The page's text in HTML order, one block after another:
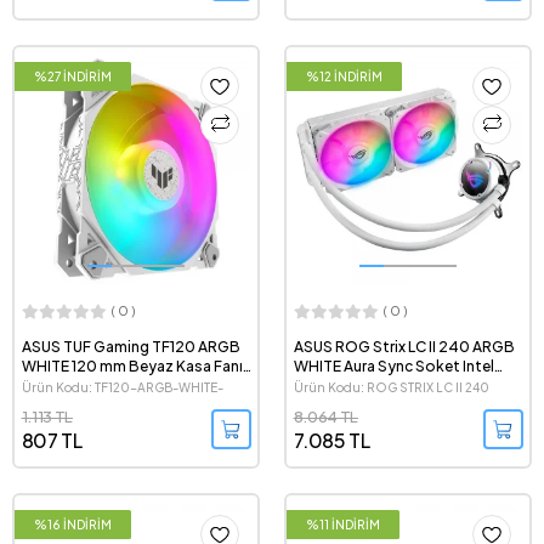
%27 İNDİRİM
( 0 )
ASUS TUF Gaming TF120 ARGB
WHITE 120 mm Beyaz Kasa Fanı
- Tekli Paket
Ürün Kodu: TF120-ARGB-WHITE-
807 TL
1.113 TL
%12 İNDİRİM
( 0 )
ASUS ROG Strix LC II 240 ARGB
WHITE Aura Sync Soket Intel
1851-1700 / AMD AM5 Beyaz
Ürün Kodu: ROG STRIX LC II 240
7.085 TL
8.064 TL
%16 İNDİRİM %11 İNDİRİM